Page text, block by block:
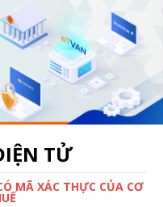
TỬ
MÃ XÁC THỰC CỦA CƠ